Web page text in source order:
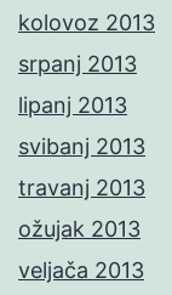
kolovoz 2013
srpanj 2013
lipanj 2013
svibanj 2013
travanj 2013
ožujak 2013
veljača 2013